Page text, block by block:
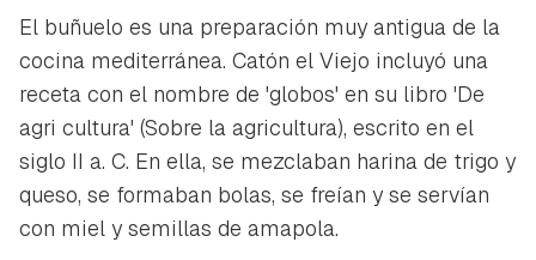
El buñuelo es una preparación muy antigua de la
cocina mediterránea. Catón el Viejo incluyó una
receta con el nombre de 'globos' en su libro 'De
agri cultura' (Sobre la agricultura), escrito en el
siglo II a. C. En ella, se mezclaban harina de trigo y
queso, se formaban bolas, se freían y se servían
con miel y semillas de amapola.